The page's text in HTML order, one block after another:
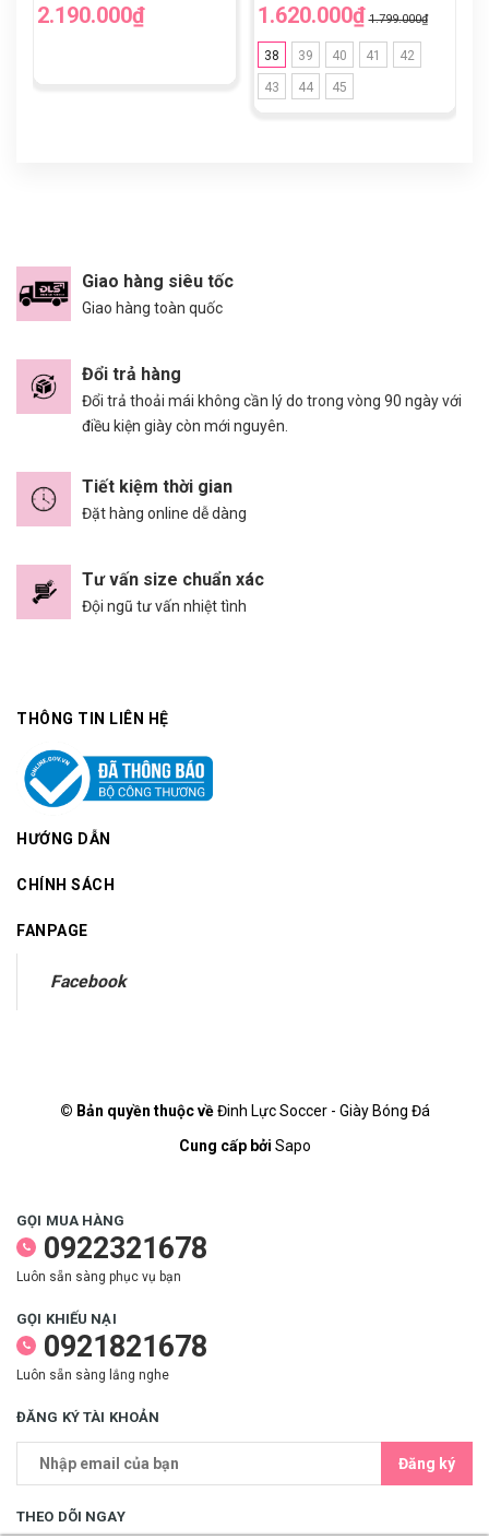
2.190.000₫ 1.620.000₫ 1.799.000₫
38 39 40 41 42
43 44 45
Giao hàng siêu tốc
Giao hàng toàn quốc
Đổi trả hàng
Đổi trả thoải mái không cần lý do trong vòng 90 ngày với
điều kiện giày còn mới nguyên.
Tiết kiệm thời gian
Đặt hàng online dễ dàng
Tư vấn size chuẩn xác
Đội ngũ tư vấn nhiệt tình
THÔNG TIN LIÊN HỆ
HƯỚNG DẪN
CHÍNH SÁCH
FANPAGE
Facebook
© Bản quyền thuộc vềĐinh Lực Soccer - Giày Bóng Đá
Cung cấp bởi Sapo
GỌI MUA HÀNG
0922321678
Luôn sẵn sàng phục vụ bạn
GỌI KHIẾU NẠI
0921821678
Luôn sẵn sàng lắng nghe
ĐĂNG KÝ TÀI KHOẢN
Đăng ký
THEO DÕI NGAY